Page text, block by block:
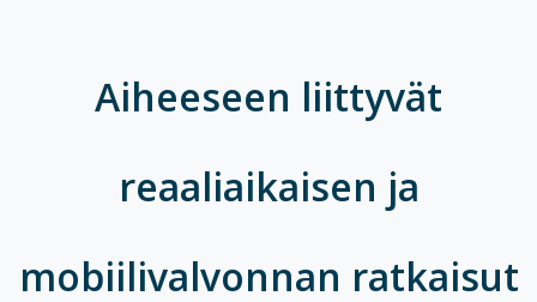
Aiheeseen liittyvät
reaaliaikaisen ja
mobiilivalvonnan ratkaisut